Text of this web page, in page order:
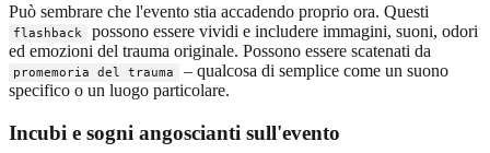
Può sembrare che l'evento stia accadendo proprio ora. Questi
flashback
possono essere vividi e includere immagini, suoni, odori
ed emozioni del trauma originale. Possono essere scatenati da
promemoria del trauma
– qualcosa di semplice come un suono
specifico o un luogo particolare.
Incubi e sogni angoscianti sull'evento